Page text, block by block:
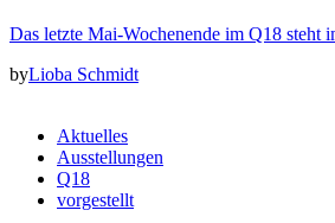
Das letzte Mai-Wochenende im Q18 steht
byLioba Schmidt
Aktuelles
Ausstellungen
Q18
vorgestellt